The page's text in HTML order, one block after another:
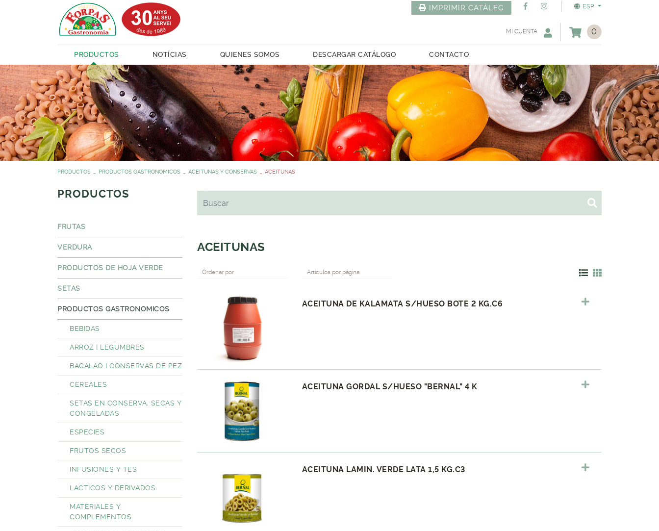
ESP
IMPRIMIR CATÀLEG
0
MI CUENTA
PRODUCTOS NOTÍCIAS QUIENES SOMOS DESCARGAR CATÁLOGO CONTACTO
PRODUCTOS PRODUCTOS GASTRONOMICOS ACEITUNAS Y CONSERVAS ACEITUNAS
PRODUCTOS
FRUTAS
VERDURA
PRODUCTOS DE HOJA VERDE
SETAS
PRODUCTOS GASTRONOMICOS
BEBIDAS
ARROZ I LEGUMBRES
BACALAO I CONSERVAS DE PEZ
CEREALES
SETAS EN CONSERVA, SECAS Y
CONGELADAS
ESPECIES
FRUTOS SECOS
INFUSIONES Y TES
LACTICOS Y DERIVADOS
MATERIALES Y
COMPLEMENTOS
ACEITUNAS
Ordenar por Artículos por página
ACEITUNA DE KALAMATA S/HUESO BOTE 2 KG.C6
ACEITUNA GORDAL S/HUESO "BERNAL" 4 K
ACEITUNA LAMIN. VERDE LATA 1,5 KG.C3